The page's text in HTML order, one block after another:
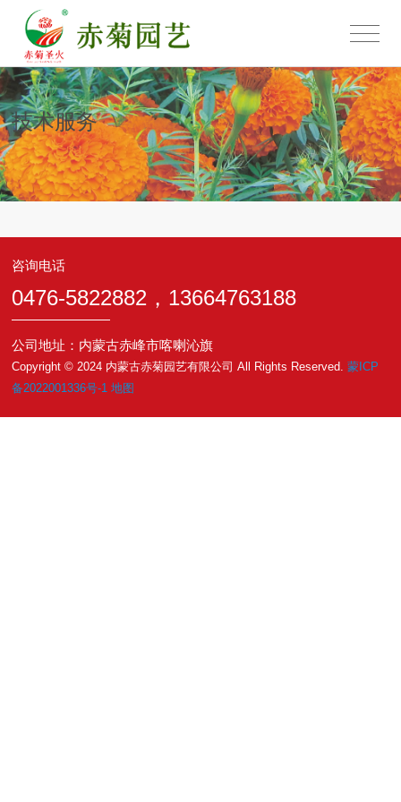
技术服务
咨询电话
0476-5822882，13664763188
公司地址：内蒙古赤峰市喀喇沁旗
Copyright © 2024 内蒙古赤菊园艺有限公司 All Rights Reserved.蒙ICP
备2022001336号-1 地图